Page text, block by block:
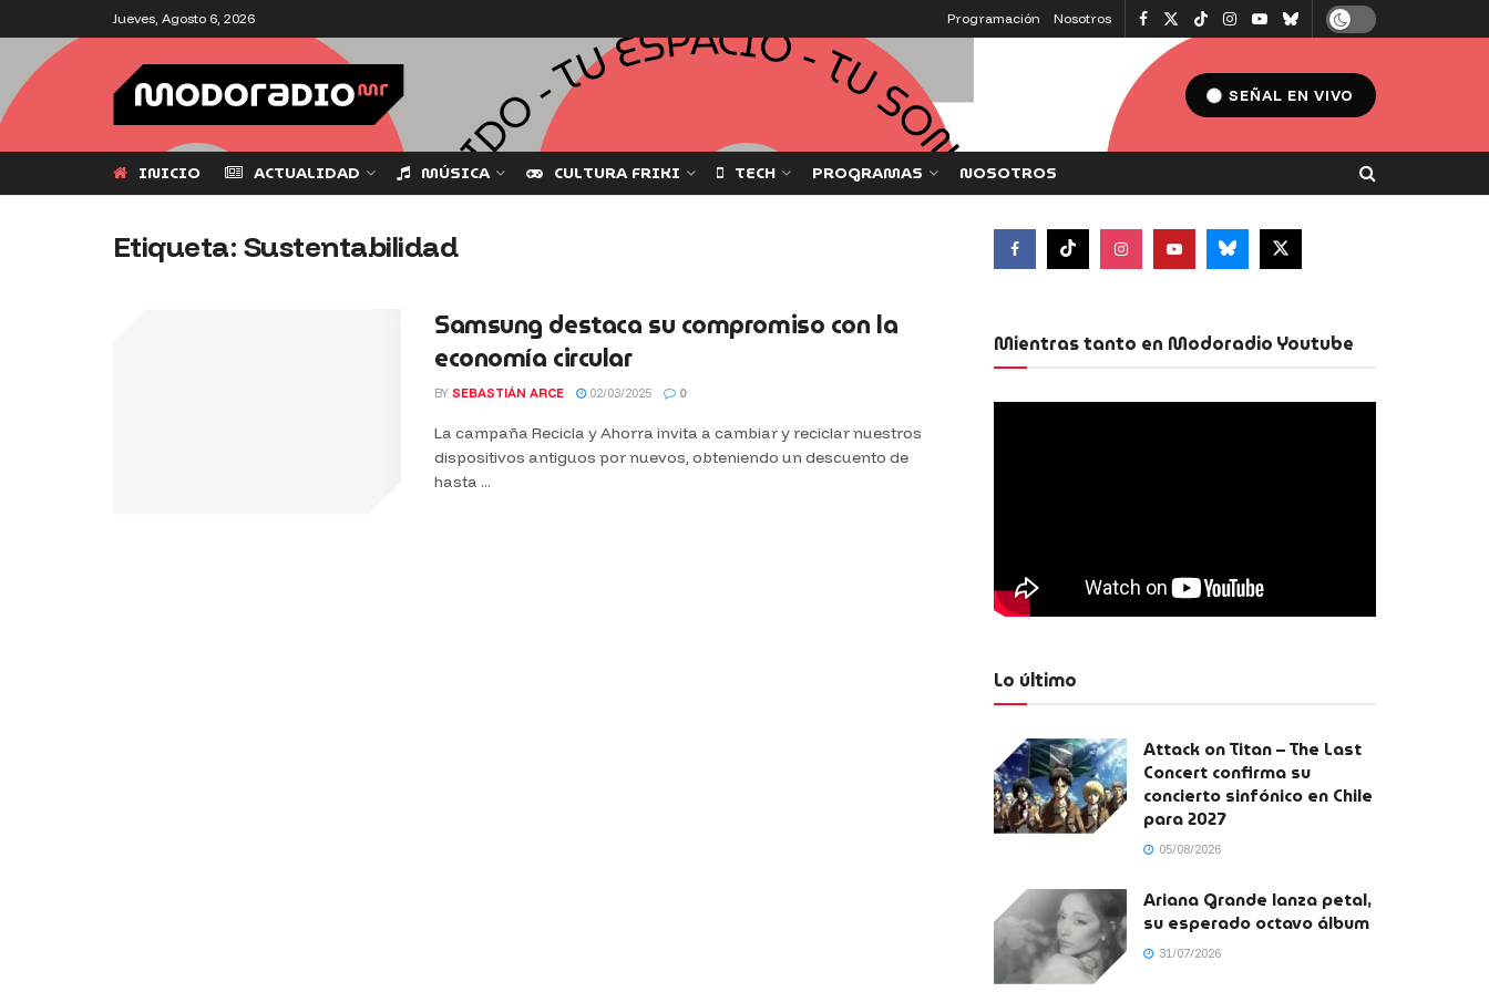
Jueves, Agosto 6, 2026 Programación Nosotros
SEÑAL EN VIVO
INICIO ACTUALIDAD MÚSICA CULTURA FRIKI TECH PROGRAMAS NOSOTROS
Etiqueta: Sustentabilidad
Samsung destaca su compromiso con la
economía circular
BY SEBASTIÁN ARCE 02/03/2025 0
La campaña Recicla y Ahorra invita a cambiar y reciclar nuestros
dispositivos antiguos por nuevos, obteniendo un descuento de
hasta ...
Mientras tanto en Modoradio Youtube
Lo último
Attack on Titan – The Last
Concert confirma su
concierto sinfónico en Chile
para 2027
05/08/2026
Ariana Grande lanza petal,
su esperado octavo álbum
31/07/2026